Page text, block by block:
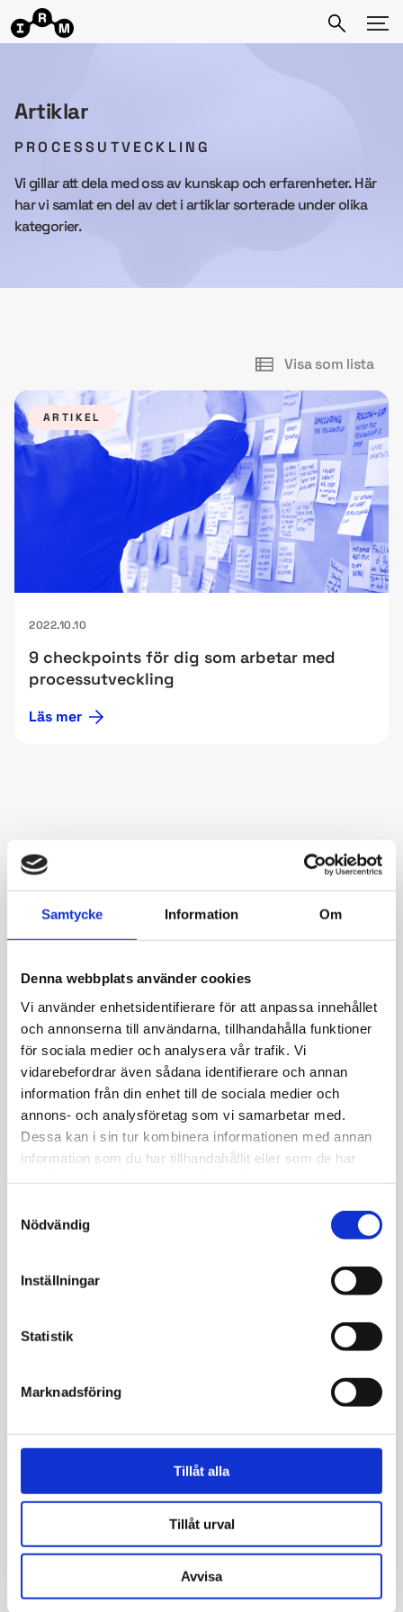
Samtycke Information Om
Denna webbplats använder cookies
Vi använder enhetsidentifierare för att anpassa innehållet
och annonserna till användarna, tillhandahålla funktioner
för sociala medier och analysera vår trafik. Vi
vidarebefordrar även sådana identifierare och annan
information från din enhet till de sociala medier och
annons- och analysföretag som vi samarbetar med.
Dessa kan i sin tur kombinera informationen med annan
information som du har tillhandahållit eller som de har
Nödvändig
Inställningar
Statistik
Marknadsföring
Tillåt alla
Tillåt urval
Avvisa
Artiklar
PROCESSUTVECKLING
Vi gillar att dela med oss av kunskap och erfarenheter. Här
har vi samlat en del av det i artiklar sorterade under olika
kategorier.
Visa som lista
ARTIKEL
2022.10.10
9 checkpoints för dig som arbetar med
processutveckling
Läs mer